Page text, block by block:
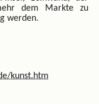
dem Markte zu
werden.
kunst.htm